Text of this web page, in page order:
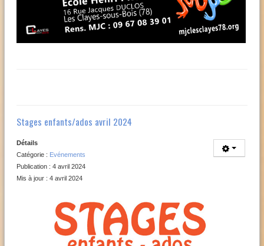
Stages enfants/ados avril 2024
Détails
Catégorie : Evénements
Publication : 4 avril 2024
Mis à jour : 4 avril 2024